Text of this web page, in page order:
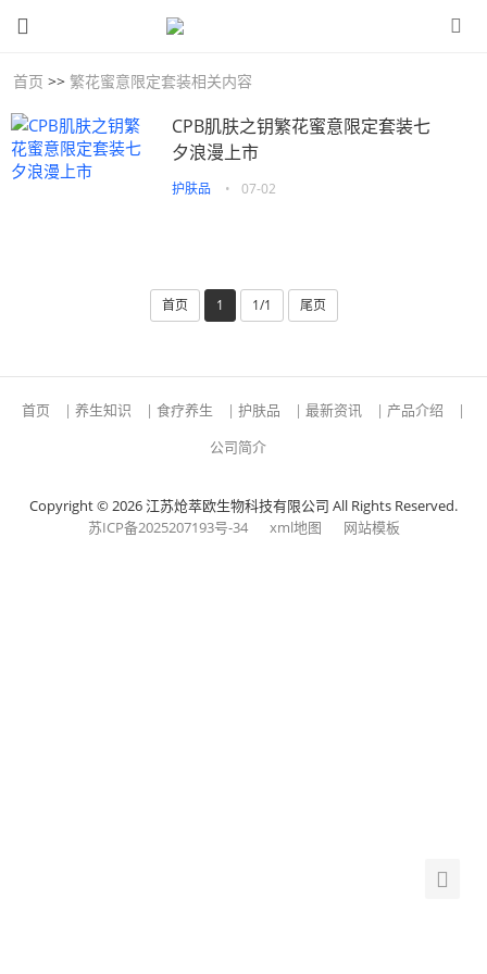
首页 >> 繁花蜜意限定套装相关内容
CPB肌肤之钥繁花蜜意限定套装七
夕浪漫上市
护肤品 • 07-02
首页 1 1/1 尾页
首页 | 养生知识 | 食疗养生 | 护肤品 | 最新资讯 | 产品介绍
|
公司简介
Copyright © 2026 江苏炝萃欧生物科技有限公司 All Rights Reserved.
苏ICP备2025207193号-34
xml地图 网站模板